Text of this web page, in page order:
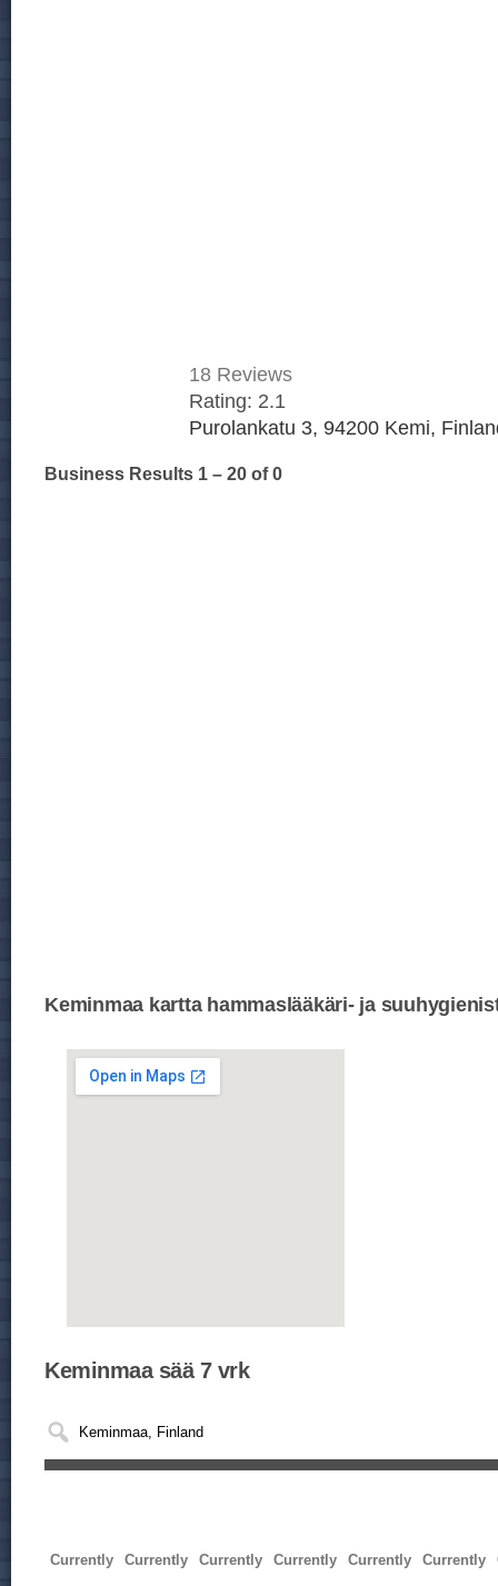
18 Reviews
Rating: 2.1
Purolankatu 3, 94200 Kemi,
Business Results 1 – 20 of 0
Keminmaa kartta hammaslääkäri- ja
Keminmaa sää 7 vrk
Currently Currently Currently Currently Currently Currently